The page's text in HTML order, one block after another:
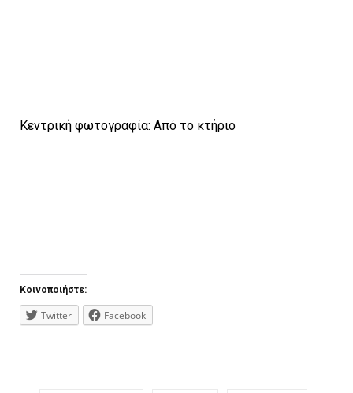
Κεντρική φωτογραφία: Aπό το κτήριο
Κοινοποιήστε:
Twitter Facebook